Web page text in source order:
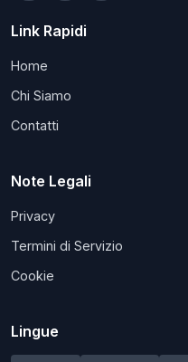
Link Rapidi
Home
Chi Siamo
Contatti
Note Legali
Privacy
Termini di Servizio
Cookie
Lingue